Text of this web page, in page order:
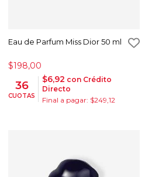
Eau de Parfum Miss Dior 50 ml
$198,00
36
CUOTAS
$6,92 con Crédito
Directo
Final a pagar: $249,12